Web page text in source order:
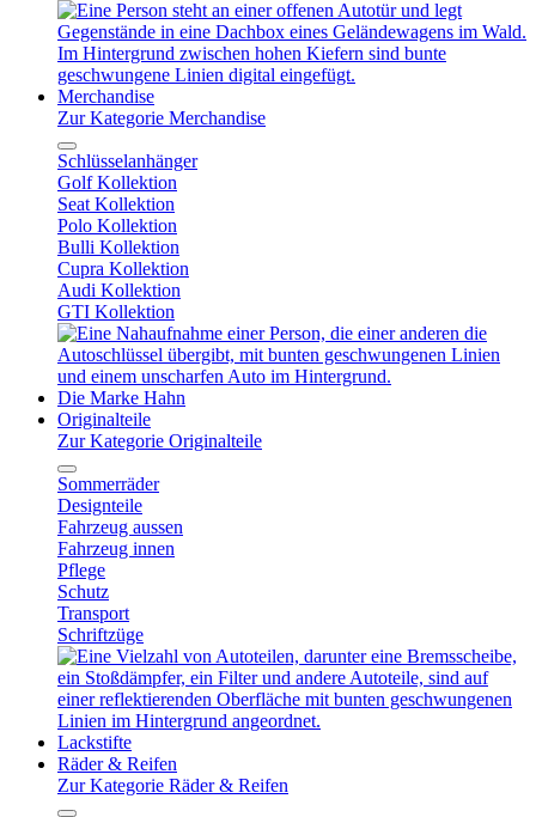
Merchandise
Zur Kategorie Merchandise
Schlüsselanhänger
Golf Kollektion
Seat Kollektion
Polo Kollektion
Bulli Kollektion
Cupra Kollektion
Audi Kollektion
GTI Kollektion
Die Marke Hahn
Originalteile
Zur Kategorie Originalteile
Sommerräder
Designteile
Fahrzeug aussen
Fahrzeug innen
Pflege
Schutz
Transport
Schriftzüge
Lackstifte
Räder & Reifen
Zur Kategorie Räder & Reifen